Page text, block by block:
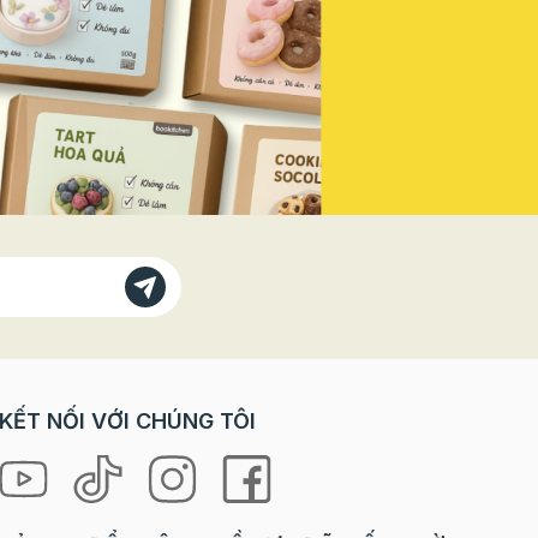
sao
với các
chơi
lại
cả
mang
cho
cần
mọi
doanh thu mùa lễ hội năm nay! Vì
Sao Bạn Không Thể Đứng Ngoài
"Sân Khấu" Này? Trong các dịp
lễ lớn, đặc biệt là ngày Quốc
khánh, tâm lý khách hàng có sự
thay đổi rõ rệt: Nhu cầu "check-
in" tăng vọt: Khách hàng, đặc
biệt là giới trẻ, luôn tìm kiếm
mang đậm tinh thần lễ hội để
chụp ảnh và chia sẻ lên mạng xã
nghiệm: Họ không chỉ mua một
mua cả không khí, cảm xúc và
phẩm phiên bản giới hạn (Limited
Edition): Yếu tố độc đáo, chỉ xuất
hiện trong mùa lễ sẽ kích thích
KẾT NỐI VỚI CHÚNG TÔI